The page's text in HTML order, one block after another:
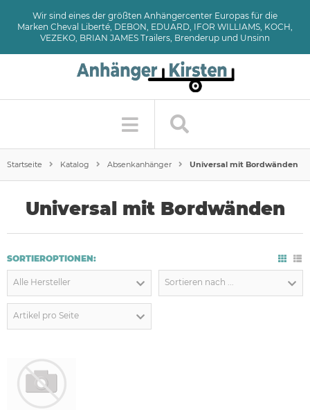
Wir sind eines der größten Anhängercenter Europas für die
Marken Cheval Liberté, DEBON, EDUARD, IFOR WILLIAMS, KOCH,
VEZEKO, BRIAN JAMES Trailers, Brenderup und Unsinn
Startseite Katalog Absenkanhänger Universal mit Bordwänden
Universal mit Bordwänden
SORTIEROPTIONEN:
Alle Hersteller Sortieren nach ...
Artikel pro Seite